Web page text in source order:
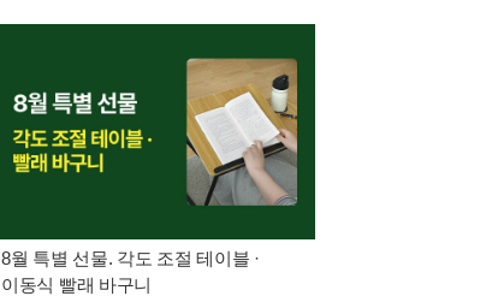
8월 특별 선물. 각도 조절 테이블 ·
이동식 빨래 바구니